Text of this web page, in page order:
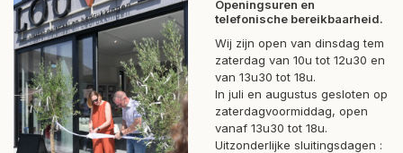
Openingsuren en
telefonische bereikbaarheid.
Wij zijn open van dinsdag tem
zaterdag van 10u tot 12u30 en
van 13u30 tot 18u.
In juli en augustus gesloten op
zaterdagvoormiddag, open
vanaf 13u30 tot 18u.
Uitzonderlijke sluitingsdagen :